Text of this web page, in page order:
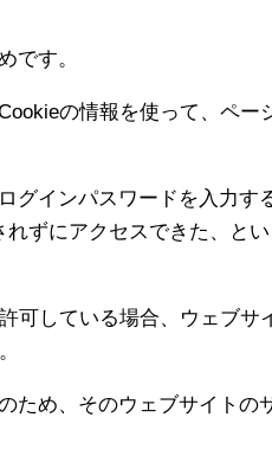
です。
の情報を使って、ペー
グインパスワードを入力す
ずにアクセスできた、と
可している場合、ウェブサ
ため、そのウェブサイトの